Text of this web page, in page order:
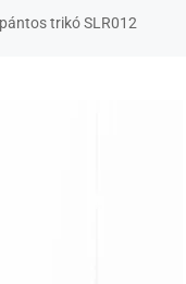
trikó SLR012